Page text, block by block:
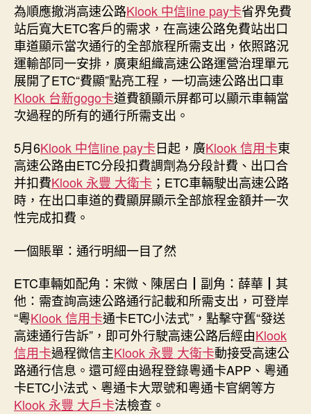
扣
費、
一
個
賬
單、
一
信
譽
卡
優
張
票
據〉
中
為順應撤消高速公路Klook 中信line pay卡省界免費
站后寬大ETC客戶的需求，在高速公路免費站出口
車道顯示當次通行的全部旅程所需支出，依照路況
運輸部同一安排，廣東組織高速公路運營治理單元
展開了ETC“費顯”點亮工程，一切高速公路出口車
Klook 台新gogo卡道費額顯示屏都可以顯示車輛當
次過程的所有的通行所需支出。
5月6Klook 中信line pay卡日起，廣Klook 信用卡東
高速公路由ETC分段扣費調劑為分段計費、出口合
并扣費Klook 永豐 大衛卡 ；ETC車輛駛出高速公路
時，在出口車道的費顯屏顯示全部旅程金額并一次
性完成扣費。
一個賬單：通行明細一目了然
ETC車輛如配角：宋微、陳居白┃副角：薛華┃其
他：需查詢高速公路通行記載和所需支出，可登岸
“粵Klook 信用卡通卡ETC小法式”，點擊守舊“發送
高速通行告訴”，即可外行駛高速公路后經由Klook
信用卡過程微信主Klook 永豐 大衛卡動接受高速公
路通行信息。還可經由過程登錄粵通卡APP、粵通
卡ETC小法式、粵通卡大眾號和粵通卡官網等方
Klook 永豐 大戶卡法檢查。